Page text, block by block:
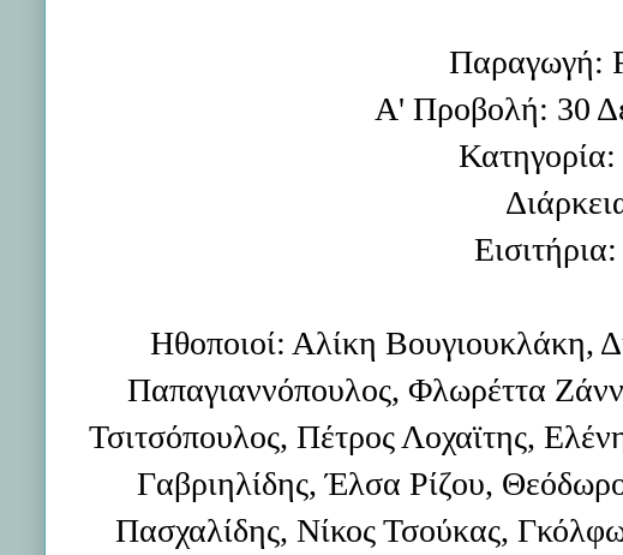
Παραγωγή:
Α' Προβολή: 30
Ηθοποιοί: Αλίκη Βουγιουκλάκη,
Παπαγιαννόπουλος, Φλωρέττα
Τσιτσόπουλος, Πέτρος Λοχαϊτης,
Γαβριηλίδης, Έλσα Ρίζου,
Πασχαλίδης, Νίκος Τσούκας,